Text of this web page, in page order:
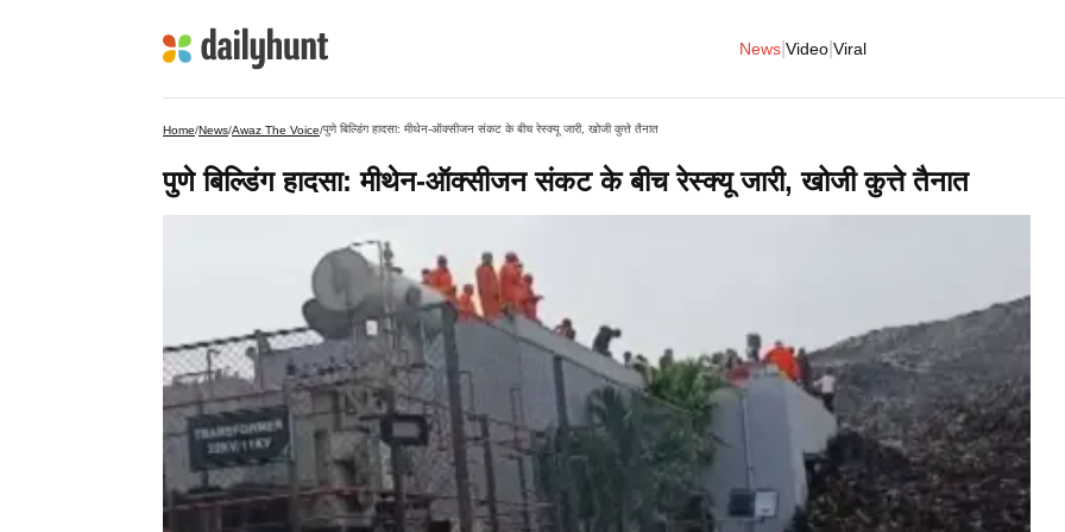
News Video Viral
Home/News/Awaz The Voice/पुणे बिल्डिंग हादसा: मीथेन-ऑक्सीजन संकट के बीच रेस्क्यू जारी, खोजी कुत्ते तैनात
पुणे बिल्डिंग हादसा: मीथेन-ऑक्सीजन संकट के बीच रेस्क्यू जारी, खोजी कुत्ते तैनात